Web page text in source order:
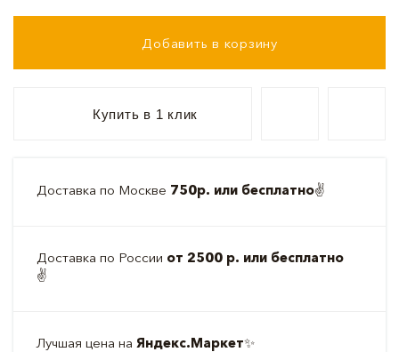
Добавить в корзину
Купить в 1 клик
Доставка по Москве 750р. или бесплатно✌️
Доставка по России от 2500 р. или бесплатно
✌️
Лучшая цена на Яндекс.Маркет✨